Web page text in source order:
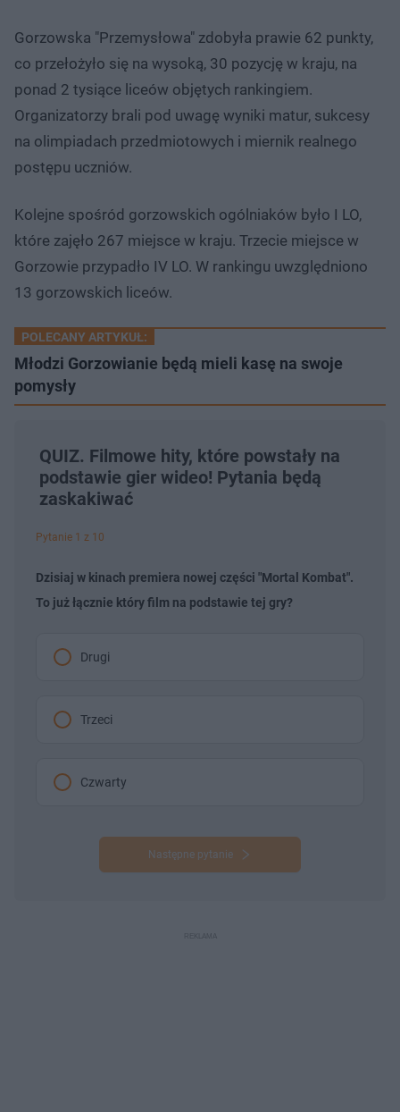
Gorzowska "Przemysłowa" zdobyła prawie 62 punkty,
co przełożyło się na wysoką, 30 pozycję w kraju, na
ponad 2 tysiące liceów objętych rankingiem.
Organizatorzy brali pod uwagę wyniki matur, sukcesy
na olimpiadach przedmiotowych i miernik realnego
postępu uczniów.
Kolejne spośród gorzowskich ogólniaków było I LO,
które zajęło 267 miejsce w kraju. Trzecie miejsce w
Gorzowie przypadło IV LO. W rankingu uwzględniono
13 gorzowskich liceów.
POLECANY ARTYKUŁ:
Młodzi Gorzowianie będą mieli kasę na swoje
pomysły
QUIZ. Filmowe hity, które powstały na
podstawie gier wideo! Pytania będą
zaskakiwać
Pytanie 1 z 10
Dzisiaj w kinach premiera nowej części "Mortal Kombat".
To już łącznie który film na podstawie tej gry?
Drugi
Trzeci
Czwarty
Następne pytanie